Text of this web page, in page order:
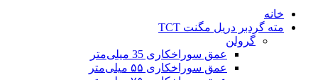
خانه
مته گردبر دریل مگنت TCT
گرولن
عمق سوراخکاری 35 میلی‌متر
عمق سوراخکاری ۵۵ میلی‌متر